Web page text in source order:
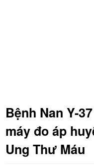
Bệnh Nan Y-
máy đo áp
Ung Thư Máu